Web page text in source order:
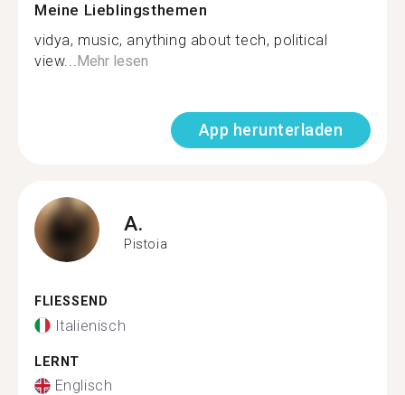
Meine Lieblingsthemen
vidya, music, anything about tech, political
view...Mehr lesen
App herunterladen
A.
Pistoia
FLIESSEND
Italienisch
LERNT
Englisch